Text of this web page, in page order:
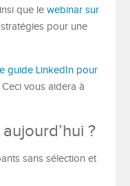
que le webinar sur
pour une
guide LinkedIn pour
Ceci vous aidera à
?
sans sélection et